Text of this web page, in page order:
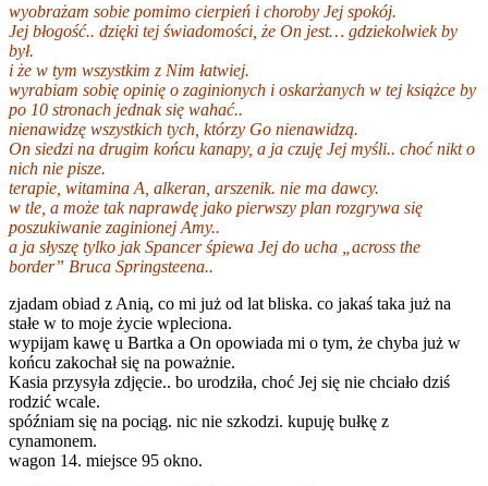
wyobrażam sobie pomimo cierpień i choroby Jej spokój.
Jej błogość.. dzięki tej świadomości, że On jest… gdziekolwiek by
był.
i że w tym wszystkim z Nim łatwiej.
wyrabiam sobię opinię o zaginionych i oskarżanych w tej książce by
po 10 stronach jednak się wahać..
nienawidzę wszystkich tych, którzy Go nienawidzą.
On siedzi na drugim końcu kanapy, a ja czuję Jej myśli.. choć nikt o
nich nie pisze.
terapie, witamina A, alkeran, arszenik. nie ma dawcy.
w tle, a może tak naprawdę jako pierwszy plan rozgrywa się
poszukiwanie zaginionej Amy..
a ja słyszę tylko jak Spancer śpiewa Jej do ucha „across the
border” Bruca Springsteena..
zjadam obiad z Anią, co mi już od lat bliska. co jakaś taka już na
stałe w to moje życie wpleciona.
wypijam kawę u Bartka a On opowiada mi o tym, że chyba już w
końcu zakochał się na poważnie.
Kasia przysyła zdjęcie.. bo urodziła, choć Jej się nie chciało dziś
rodzić wcale.
spóźniam się na pociąg. nic nie szkodzi. kupuję bułkę z
cynamonem.
wagon 14. miejsce 95 okno.